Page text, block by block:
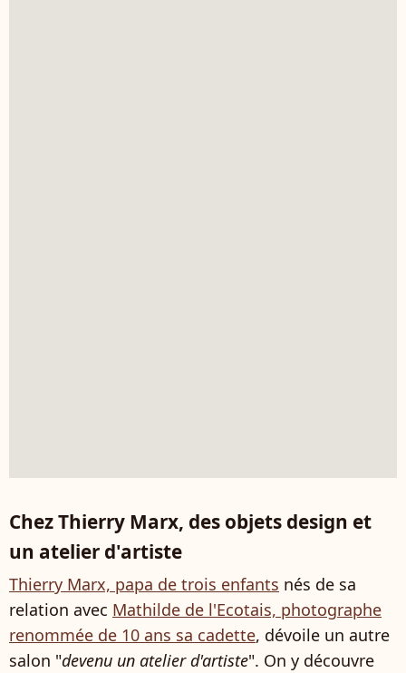
Chez Thierry Marx, des objets design et
un atelier d'artiste
Thierry Marx, papa de trois enfants nés de sa
relation avec Mathilde de l'Ecotais, photographe
renommée de 10 ans sa cadette, dévoile un autre
salon "devenu un atelier d'artiste". On y découvre